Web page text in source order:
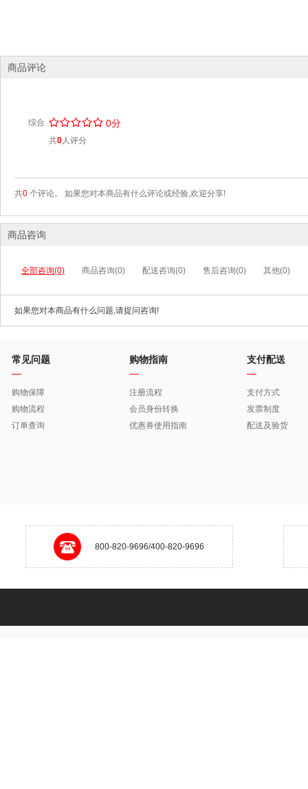
商品评论
综合 /////
..... 0分
共0人评分
共0 个评论。 如果您对本商品有什么评论或经验,欢迎分享!
商品咨询
全部咨询(0) 商品咨询(0) 配送咨询(0) 售后咨询(0) 其他(0)
如果您对本商品有什么问题,请提问咨询!
常见问题
购物保障
购物流程
订单查询
购物指南
注册流程
会员身份转换
优惠券使用指南
支付配送
支付方式
发票制度
配送及验货
800-820-9696/400-820-9696